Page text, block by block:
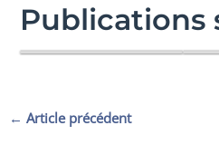
Publications
Masque de nuit : gadget ou
Qualité du sommeil : ce que
← Article précédent